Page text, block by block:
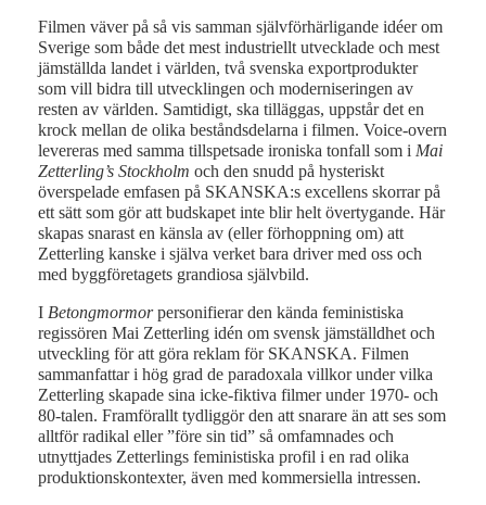
Filmen väver på så vis samman självförhärligande idéer om
Sverige som både det mest industriellt utvecklade och mest
jämställda landet i världen, två svenska exportprodukter
som vill bidra till utvecklingen och moderniseringen av
resten av världen. Samtidigt, ska tilläggas, uppstår det en
krock mellan de olika beståndsdelarna i filmen. Voice-overn
levereras med samma tillspetsade ironiska tonfall som i Mai
Zetterling’s Stockholm och den snudd på hysteriskt
överspelade emfasen på SKANSKA:s excellens skorrar på
ett sätt som gör att budskapet inte blir helt övertygande. Här
skapas snarast en känsla av (eller förhoppning om) att
Zetterling kanske i själva verket bara driver med oss och
med byggföretagets grandiosa självbild.
I Betongmormorpersonifierar den kända feministiska
regissören Mai Zetterling idén om svensk jämställdhet och
utveckling för att göra reklam för SKANSKA. Filmen
sammanfattar i hög grad de paradoxala villkor under vilka
Zetterling skapade sina icke-fiktiva filmer under 1970- och
80-talen. Framförallt tydliggör den att snarare än att ses som
alltför radikal eller ”före sin tid” så omfamnades och
utnyttjades Zetterlings feministiska profil i en rad olika
produktionskontexter, även med kommersiella intressen.